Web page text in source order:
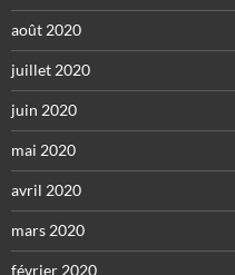
août 2020
juillet 2020
juin 2020
mai 2020
avril 2020
mars 2020
février 2020